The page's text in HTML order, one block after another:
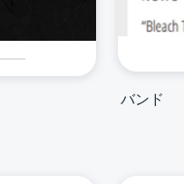
バンド